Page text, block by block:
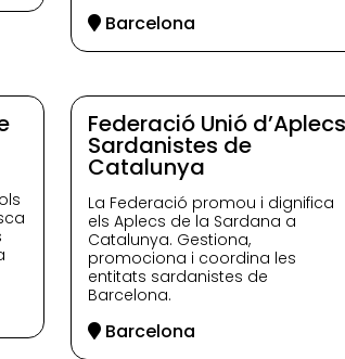
Barcelona
Federació Unió d’Aplecs
Sardanistes de
Catalunya
La Federació promou i dignifica
els Aplecs de la Sardana a
Catalunya. Gestiona,
promociona i coordina les
entitats sardanistes de
Barcelona.
Barcelona